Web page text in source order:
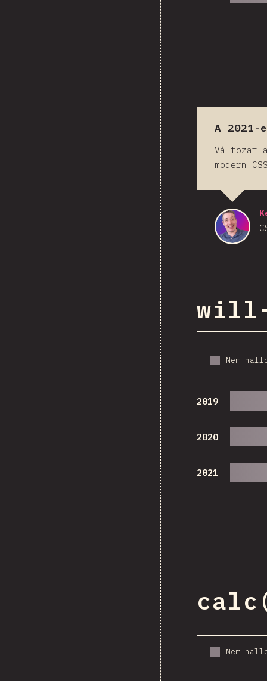
A 2021-
modern
will-
Nem
2019
2020
2021
Nem